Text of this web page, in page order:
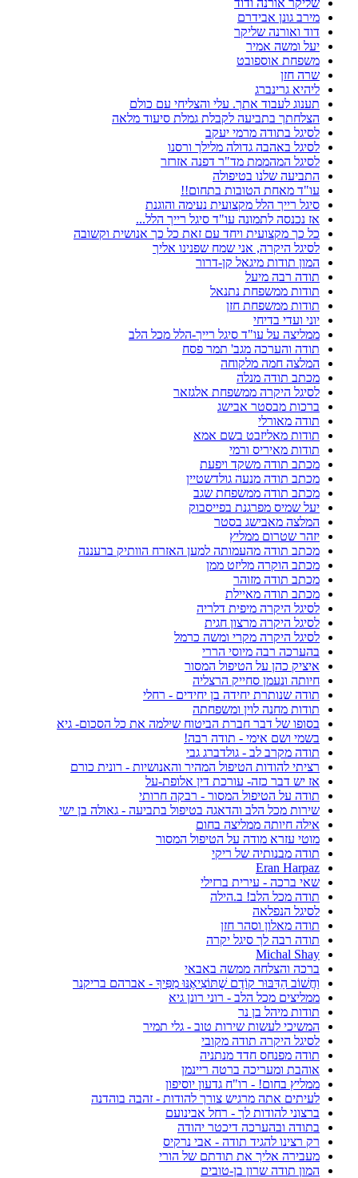
מירב גונן אבידרם
דוד ואורנה שליקר
יעל ומשה אמיר
משפחת אוספובט
שרה חזן
ליהיא גרינברג
תענוג לעבוד אתך. עלי והצליחי עם כולם
הצלחתך בתביעה לקבלת גמלת סיעוד מלאה
לסיגל בתודה מרמי יעקב
לסיגל באהבה גדולה מלילך ורסנו
לסיגל המהממת מד"ר דפנה אזרזר
התביעה שלנו בטיפולה
עו"ד מאחת הטובות בתחום!!
סיגל רייך הלל מקצועית נעימה והוגנת
אז נכנסה לתמונה עו"ד סיגל רייך הלל...
כל כך מקצועית ויחד עם זאת כל כך אנושית וקשובה
לסיגל היקרה, אני שמח שפנינו אליך
המון תודות מיגאל קן-דרור
תודה רבה מיעל
תודות ממשפחת נתנאל
תודות ממשפחת חזן
יוני ועדי בדיחי
ממליצה על עו"ד סיגל רייך-הלל מכל הלב
תודה והערכה מגב' תמר פסח
המלצה חמה מלקוחה
מכתב תודה מנלה
לסיגל היקרה ממשפחת אלגזאר
ברכות מבסטר אבישג
תודה מאורלי
תודות מאליזבט בשם אמא
תודות מאיריס ורמי
מכתב תודה משקד ויפעת
מכתב תודה מנעה גולדשטיין
מכתב תודה ממשפחת שגב
יעל שמיס מפרגנת בפייסבוק
המלצה מאבישג בסטר
יזהר שטרום ממליץ
מכתב תודה מהעמותה למען האזרח הוותיק ברעננה
מכתב הוקרה מליזט ממן
מכתב תודה מזוהר
מכתב תודה מאיילת
לסיגל היקרה מיפית דלריה
לסיגל היקרה מרצון חגית
לסיגל היקרה מקרי ומשה כרמל
בהערכה רבה מיוסי הררי
איציק כהן על הטיפול המסור
חיותה ונעמן סחייק הרצליה
תודה שנותרת יחידה בן יחידים - רחלי
תודות מחנה לוין ומשפחתה
בסופו של דבר חברת הביטוח שילמה את כל הסכום- גיא
בשמי ושם אימי - תודה רבה!
תודה מקרב לב - גולדברג גבי
רציתי להודות הטיפול המהיר והאנושיות - רונית כורם
אז יש דבר כזה- עורכת דין אלופת-על
תודה על הטיפול המסור - רבקה חרותי
שירות מכל הלב והדאגה בטיפול בתביעה - גאולה בן ישי
אילה חיותה ממליצה בחום
מוטי עזרא מודה על הטיפול המסור
תודה מבנותיה של ריקי
Eran Harpaz‎‏
שאי ברכה - עירית ברזילי
תודה מכל הלב! ב.הילה
לסיגל הנפלאה
תודה מאלון וסהר חזן
תודה רבה לך סיגל יקרה
Michal Shay‎‏
ברכה והצלחה ממשה באבאי
וַחֲשׁוֹב הַדִּבּוּר קוֹדֶם שֶׁתּוֹצִיאֶנּוּ מִפִּיךָ - אברהם בריקנר
ממליצים מכל הלב - ‏רוני רונן גיא‏
תודות מיהל בן נר
המשיכי לעשות שירות טוב - גלי תמיר
לסיגל היקרה תודה מקובי
תודה מפנחס חדד מנתניה
אוהבת ומעריכה ברטה ריינמן
ממליץ בחום! - רו"ח גדעון יוסיפון
לעיתים אתה מרגיש צורך להודות - זהבה בוהדנה
ברצוני להודות לך - רחל אבינועם
בתודה ובהערכה דיכטר יהודה
רק רצינו להגיד תודה - אבי נרקיס
מעבירה אליך את תודתם של הורי
המון תודה שרון בן-טובים